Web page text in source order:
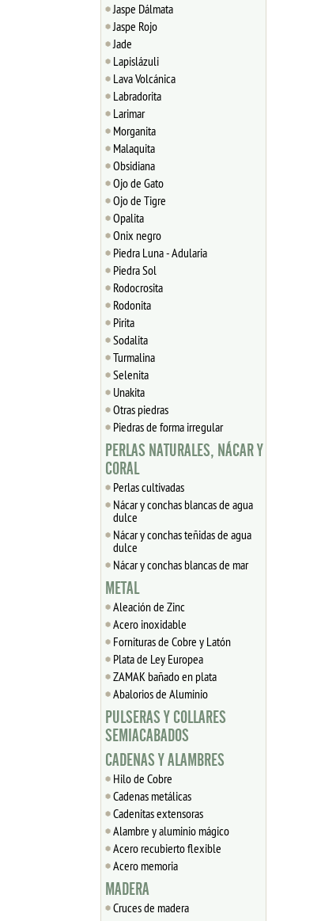
Jaspe Dálmata
Jaspe Rojo
Jade
Lapislázuli
Lava Volcánica
Labradorita
Larimar
Morganita
Malaquita
Obsidiana
Ojo de Gato
Ojo de Tigre
Opalita
Onix negro
Piedra Luna - Adularia
Piedra Sol
Rodocrosita
Rodonita
Pirita
Sodalita
Turmalina
Selenita
Unakita
Otras piedras
Piedras de forma irregular
PERLAS NATURALES, NÁCAR Y
CORAL
Perlas cultivadas
Nácar y conchas blancas de agua
dulce
Nácar y conchas teñidas de agua
dulce
Nácar y conchas blancas de mar
METAL
Aleación de Zinc
Acero inoxidable
Fornituras de Cobre y Latón
Plata de Ley Europea
ZAMAK bañado en plata
Abalorios de Aluminio
PULSERAS Y COLLARES
SEMIACABADOS
CADENAS Y ALAMBRES
Hilo de Cobre
Cadenas metálicas
Cadenitas extensoras
Alambre y aluminio mágico
Acero recubierto flexible
Acero memoria
MADERA
Cruces de madera